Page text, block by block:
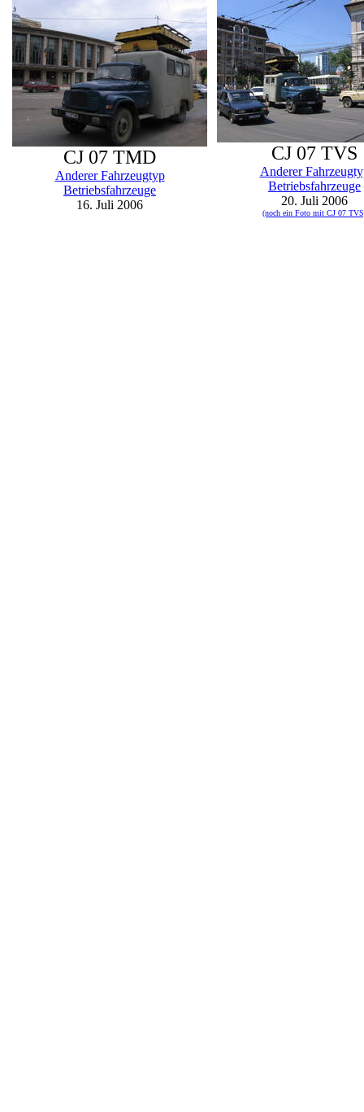
CJ 07 TMD
Anderer Fahrzeugtyp
Betriebsfahrzeuge
16. Juli 2006
CJ 07 TVS
Anderer
Betriebsfahrzeuge
20. Juli 2006
(noch ein Foto mit CJ 07